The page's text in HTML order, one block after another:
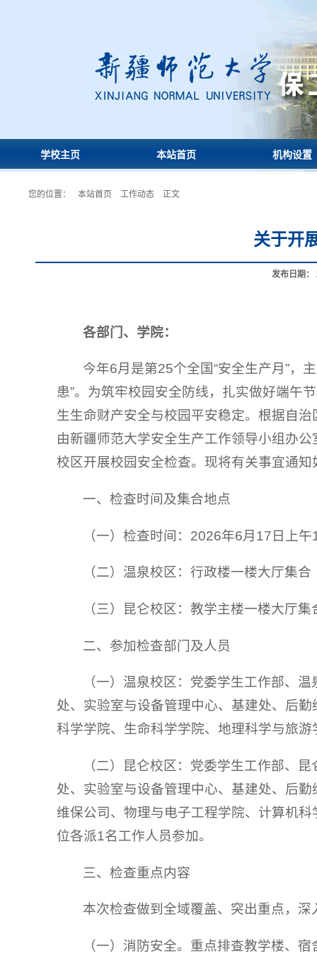
学校主页 本站首页 机构设置
您的位置： 本站首页 工作动态 正文
关于开
发布日期：
各部门、学院：
今年6月是第25个全国“安全生产月”
患”。为筑牢校园安全防线，扎实做好端午
生生命财产安全与校园平安稳定。根据自
由新疆师范大学安全生产工作领导小组办
校区开展校园安全检查。现将有关事宜通知
一、检查时间及集合地点
（一）检查时间：2026年6月17日上
（二）温泉校区：行政楼一楼大厅集合
（三）昆仑校区：教学主楼一楼大厅集
二、参加检查部门及人员
（一）温泉校区：党委学生工作部、
处、实验室与设备管理中心、基建处、后
科学学院、生命科学学院、地理科学与旅
（二）昆仑校区：党委学生工作部、
处、实验室与设备管理中心、基建处、后
维保公司、物理与电子工程学院、计算机
位各派1名工作人员参加。
三、检查重点内容
本次检查做到全域覆盖、突出重点，
（一）消防安全。重点排查教学楼、